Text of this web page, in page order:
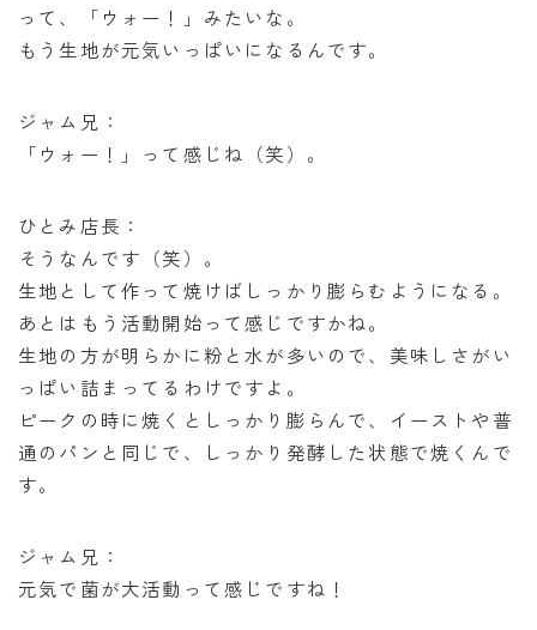
って、「ウォー！」みたいな。
もう生地が元気いっぱいになるんです。
ジャム兄：
「ウォー！」って感じね（笑）。
ひとみ店長：
そうなんです（笑）。
生地として作って焼けばしっかり膨らむようになる。
あとはもう活動開始って感じですかね。
生地の方が明らかに粉と水が多いので、美味しさがい
っぱい詰まってるわけですよ。
ピークの時に焼くとしっかり膨らんで、イーストや普
通のパンと同じで、しっかり発酵した状態で焼くんで
す。
ジャム兄：
元気で菌が大活動って感じですね！